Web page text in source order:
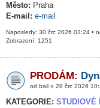
Město: Praha
E-mail: e-mail
Naposledy: 30 črc 2026 03:24 •
Zobrazení: 1251
PRODÁM:
od ball » 28 črc 2026
KATEGORIE: STUDIOVÉ